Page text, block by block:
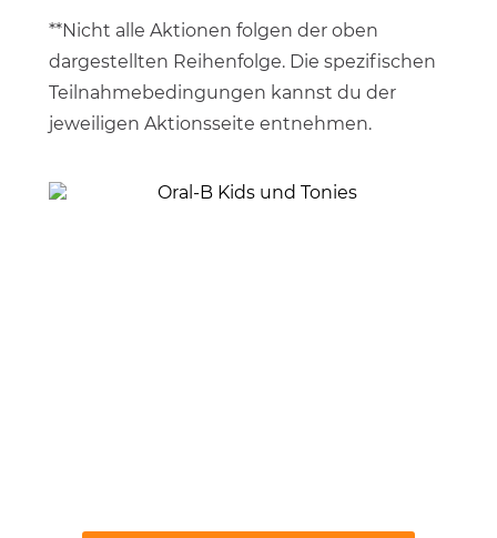
**Nicht alle Aktionen folgen der oben
dargestellten Reihenfolge. Die spezifischen
Teilnahmebedingungen kannst du der
jeweiligen Aktionsseite entnehmen.